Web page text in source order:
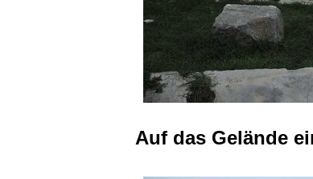
Auf das Gelände